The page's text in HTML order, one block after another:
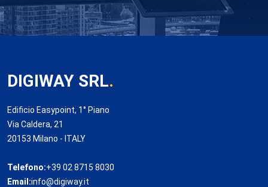
DIGIWAY SRL.
Edificio Easypoint, 1° Piano
Via Caldera, 21
20153 Milano - ITALY
Telefono:+39 02 8715 8030
Email:info@digiway.it